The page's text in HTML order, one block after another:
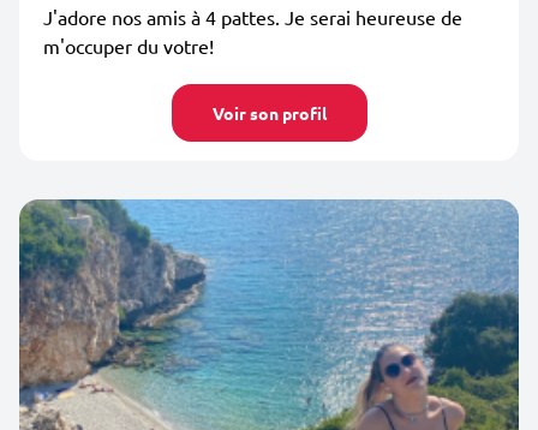
J'adore nos amis à 4 pattes. Je serai heureuse de
m'occuper du votre!
Voir son profil